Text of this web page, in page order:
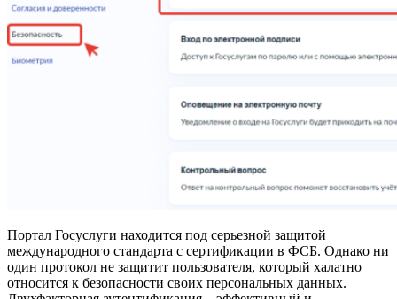
Портал Госуслуги находится под серьезной защитой
международного стандарта с сертификации в ФСБ. Однако ни
один протокол не защитит пользователя, который халатно
относится к безопасности своих персональных данных.